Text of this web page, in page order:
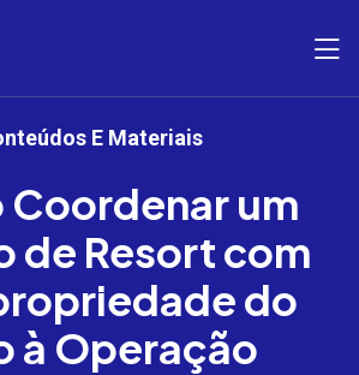
E Materiais
Coordenar um
de Resort com
do
à Operação